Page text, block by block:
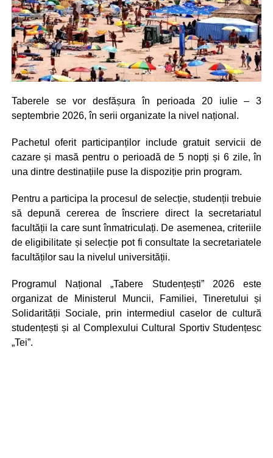
Taberele se vor desfășura în perioada 20 iulie – 3
septembrie 2026, în serii organizate la nivel național.
Pachetul oferit participanților include gratuit servicii de
cazare și masă pentru o perioadă de 5 nopți și 6 zile, în
una dintre destinațiile puse la dispoziție prin program.
Pentru a participa la procesul de selecție, studenții trebuie
să depună cererea de înscriere direct la secretariatul
facultății la care sunt înmatriculați. De asemenea, criteriile
de eligibilitate și selecție pot fi consultate la secretariatele
facultăților sau la nivelul universității.
Programul Național „Tabere Studențești” 2026 este
organizat de Ministerul Muncii, Familiei, Tineretului și
Solidarității Sociale, prin intermediul caselor de cultură
studențești și al Complexului Cultural Sportiv Studențesc
„Tei”.